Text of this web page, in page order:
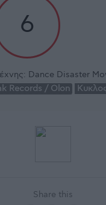
6
Dance Disaster
Records / Olon
Share this